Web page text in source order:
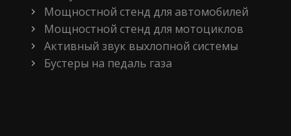
Мощностной стенд для автомобилей
Мощностной стенд для мотоциклов
Активный звук выхлопной системы
Бустеры на педаль газа